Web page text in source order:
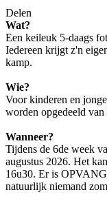
Delen
Wat?
Een keileuk 5-daags
Iedereen krijgt z'n
kamp.
Wie?
Voor kinderen en
worden opgedeeld
Wanneer?
Tijdens de 6de week
augustus 2026. Het
16u30. Er is
natuurlijk niemand